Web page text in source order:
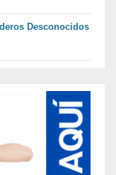
Desconocidos